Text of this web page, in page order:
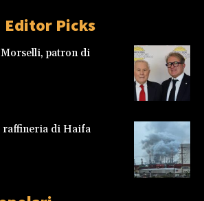
Editor Picks
patron di
raffineria di Haifa